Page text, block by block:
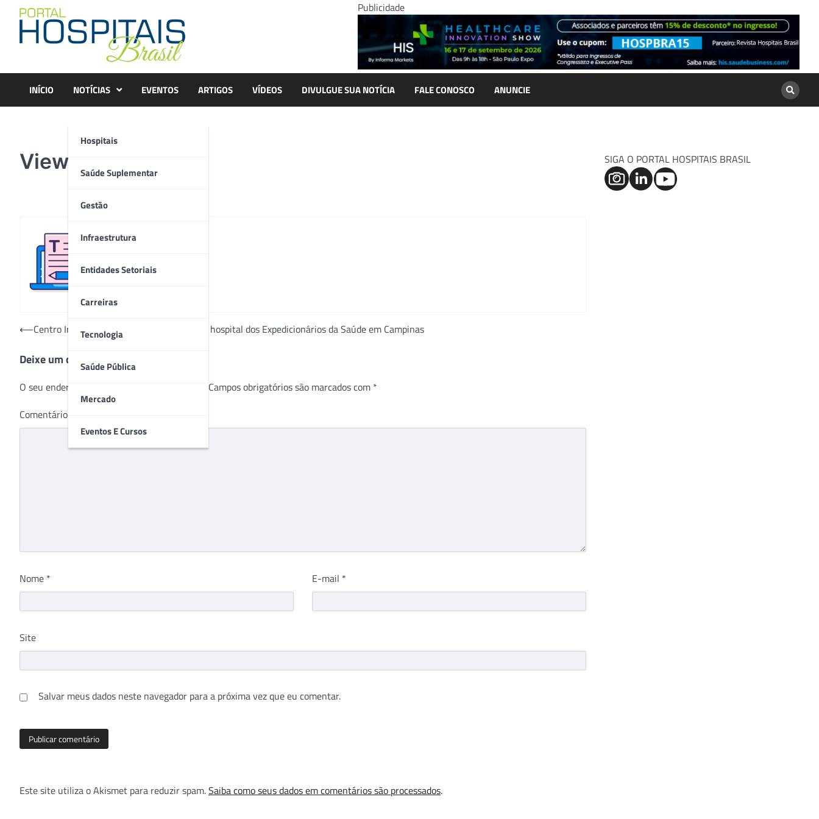
content
Publicidade
INÍCIO NOTÍCIAS
Hospitais
Saúde Suplementar
Gestão
Infraestrutura
Entidades Setoriais
Carreiras
Tecnologia
Saúde Pública
Mercado
Eventos E Cursos
EVENTOS ARTIGOS VÍDEOS DIVULGUE SUA NOTÍCIA FALE CONOSCO ANUNCIE
ViewImage
Navegação
Post
⟵Centro Infantil Boldrini doa materiais para hospital dos Expedicionários da Saúde em Campinas
Deixe um comentário
O seu endereço de e-mail não será publicado. Campos obrigatórios são marcados com *
Comentário
Nome * E-mail *
Site
Salvar meus dados neste navegador para a próxima vez que eu comentar.
Este site utiliza o Akismet para reduzir spam.Saiba como seus dados em comentários são processados.
SIGA O PORTAL HOSPITAIS BRASIL